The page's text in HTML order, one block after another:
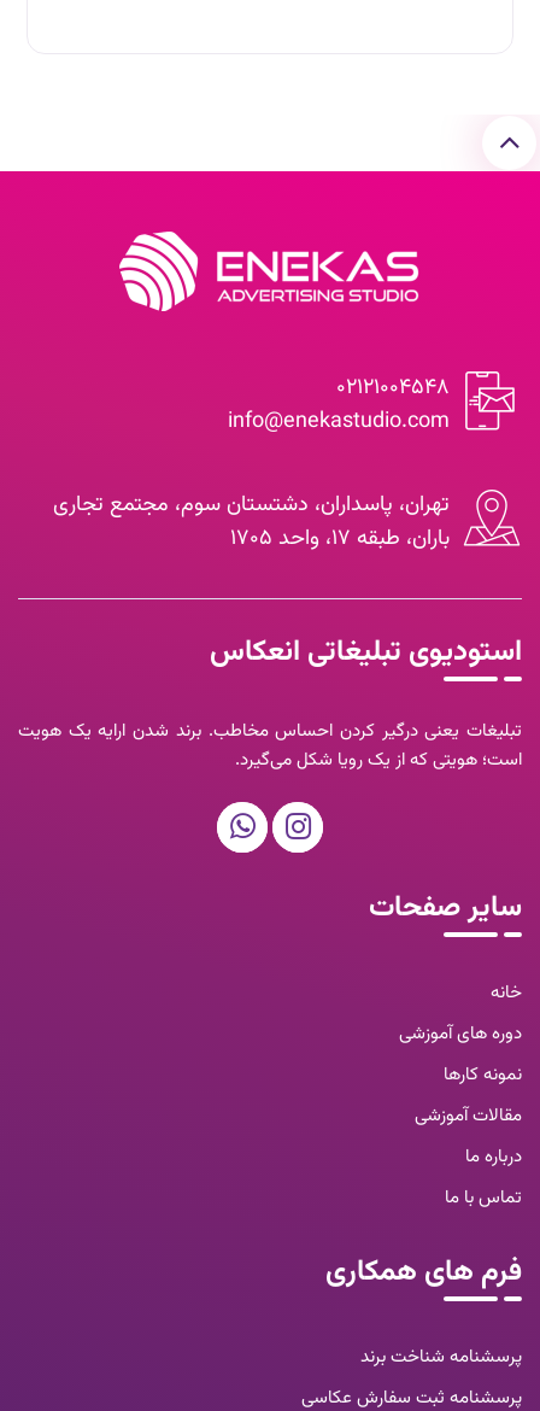
۰۲۱۲۱۰۰۴۵۴۸
info@enekastudio.com
تهران، پاسداران، دشتستان سوم، مجتمع تجاری
باران، طبقه ۱۷، واحد ۱۷۰۵
استودیوی تبلیغاتی انعکاس
تبلیغات یعنی درگیر کردن احساس مخاطب. برند شدن ارایه یک هویت
است؛ هویتی که از یک رویا شکل می‌گیرد.
سایر صفحات
خانه
دوره های آموزشی
نمونه کارها
مقالات آموزشی
درباره ما
تماس با ما
فرم های همکاری
پرسشنامه شناخت برند
پرسشنامه ثبت سفارش عکاسی